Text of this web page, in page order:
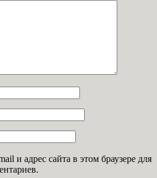
и адрес сайта в этом браузере для